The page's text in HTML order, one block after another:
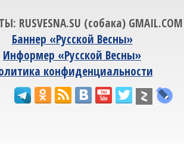
RUSVESNA.SU (собака) GMAIL.COM
Баннер «Русской Весны»
Информер «Русской Весны»
конфиденциальности